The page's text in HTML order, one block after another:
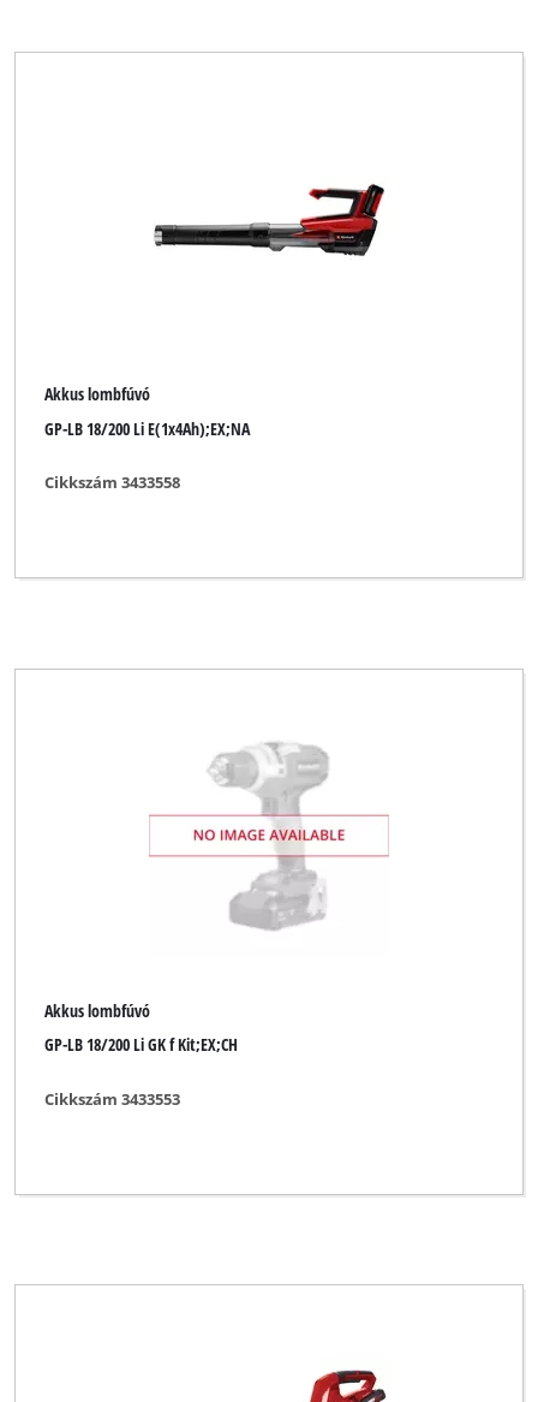
Akkus lombfúvó
GP-LB 18/200 Li E(1x4Ah);EX;NA
Cikkszám 3433558
Akkus lombfúvó
GP-LB 18/200 Li GK f Kit;EX;CH
Cikkszám 3433553